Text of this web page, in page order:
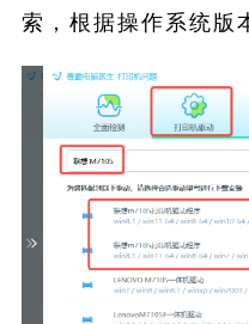
索，根据操作系统版